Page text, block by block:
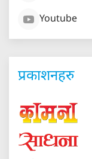
Youtube
प्रकाशनहरु